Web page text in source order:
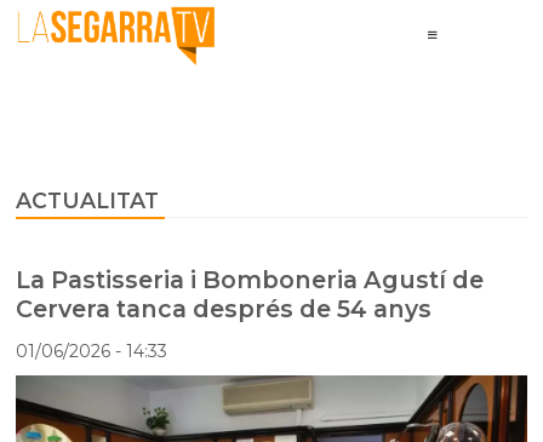
ACTUALITAT
La Pastisseria i Bomboneria Agustí de
Cervera tanca després de 54 anys
01/06/2026- 14:33